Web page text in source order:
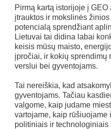
Pirmą kartą istorijoje į
įtrauktos ir mokslinės
potencialą sprendžiant
Lietuvai tai didina labai
keisis mūsų maisto,
įpročiai, ir kokių sprendimų
verslui bei gyventojams.
Tai nereiškia, kad
gyventojams. Tačiau
valgome, kaip judame
vartojame, kaip rūšiuojame
politiniais ir